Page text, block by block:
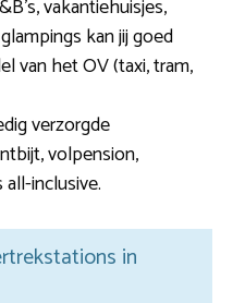
vakantiehuisjes,
kan jij goed
van het OV (taxi, tram,
verzorgde
volpension,
inclusive.
in